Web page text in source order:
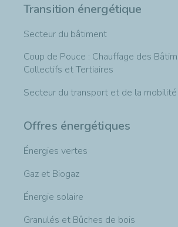
Transition énergétique
Secteur du bâtiment
Coup de Pouce : Chauffage des
Collectifs et Tertiaires
Secteur du transport et de la mobilité
Offres énergétiques
Énergies vertes
Gaz et Biogaz
Énergie solaire
Granulés et Bûches de bois